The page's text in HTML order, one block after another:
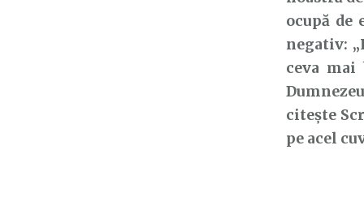
ocupă de
negativ:
ceva mai
citește
pe acel